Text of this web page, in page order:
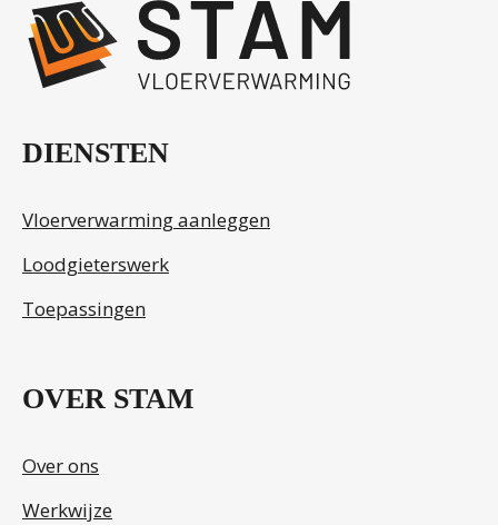
DIENSTEN
Vloerverwarming aanleggen
Loodgieterswerk
Toepassingen
OVER STAM
Over ons
Werkwijze